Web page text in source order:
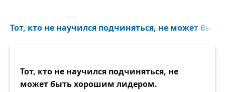
Тот, кто не научился подчиняться, не может
Тот, кто не научился подчиняться, не
может быть хорошим лидером.